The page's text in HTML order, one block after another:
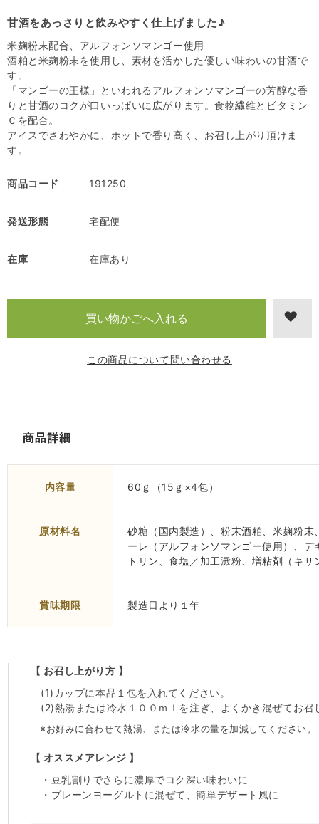
甘酒をあっさりと飲みやすく仕上げました♪
商品コード 191250
発送形態 宅配便
在庫 在庫あり
この商品について問い合わせる
米麹粉末配合、アルフォンソマンゴー使用
酒粕と米麹粉末を使用し、素材を活かした優しい味わいの甘酒で
す。
「マンゴーの王様」といわれるアルフォンソマンゴーの芳醇な香
りと甘酒のコクが口いっぱいに広がります。食物繊維とビタミン
Ｃを配合。
アイスでさわやかに、ホットで香り高く、お召し上がり頂けま
す。
内容量 60ｇ（15ｇ×4包）
原材料名
砂糖（国内製造）、粉末酒粕、米麹粉
ーレ（アルフォンソマンゴー使用）、
トリン、食塩／加工澱粉、増粘剤（キ
賞味期限 製造日より１年
【 お召し上がり方 】
(1)カップに本品１包を入れてください。
(2)熱湯または冷水１００ｍｌを注ぎ、よくかき混ぜてお召
※お好みに合わせて熱湯、または冷水の量を加減してください。
【 オススメアレンジ 】
・豆乳割りでさらに濃厚でコク深い味わいに
・プレーンヨーグルトに混ぜて、簡単デザート風に